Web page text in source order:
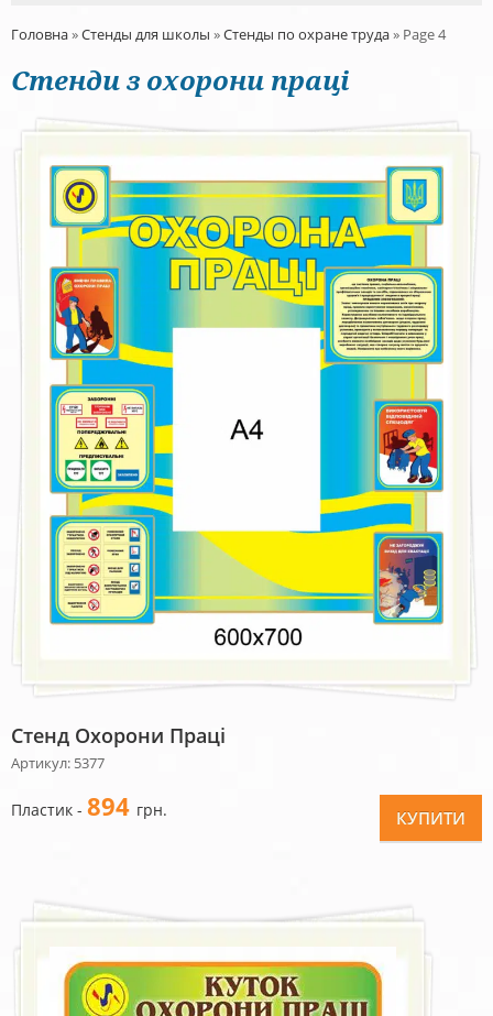
Головна»Стенды для школы »Стенды по охране труда» Page 4
Стенди з охорони праці
Стенд Охорони Праці
Артикул: 5377
Пластик - 894 грн. КУПИТИ